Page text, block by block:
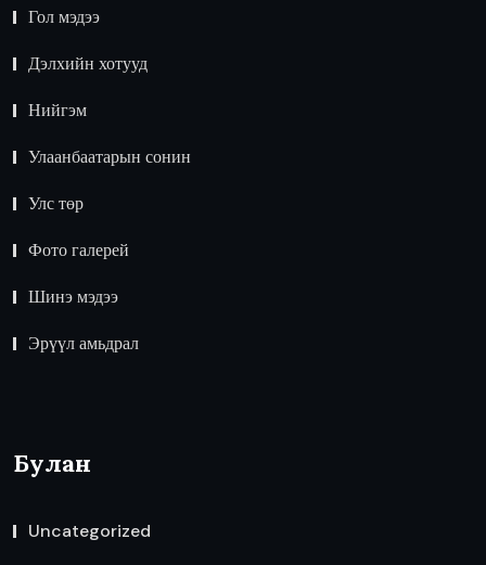
Гол мэдээ
Дэлхийн хотууд
Нийгэм
Улаанбаатарын сонин
Улс төр
Фото галерей
Шинэ мэдээ
Эрүүл амьдрал
Булан
Uncategorized